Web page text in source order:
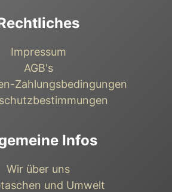
Impressum
AGB's
Zahlungsbedingungen
Infos
Wir über uns
und Umwelt